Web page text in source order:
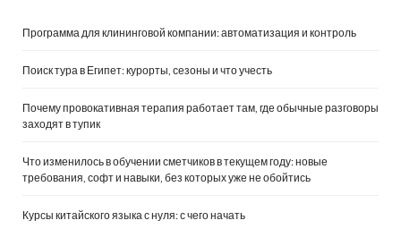
Программа для клининговой компании: автоматизация и контроль
Поиск тура в Египет: курорты, сезоны и что учесть
Почему провокативная терапия работает там, где обычные разговоры
заходят в тупик
Что изменилось в обучении сметчиков в текущем году: новые
требования, софт и навыки, без которых уже не обойтись
Курсы китайского языка с нуля: с чего начать